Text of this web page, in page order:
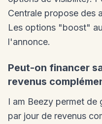
Centrale propose des
Les options "boost"
l'annonce.
Peut-on financer
revenus
I am Beezy permet de
par jour de revenus